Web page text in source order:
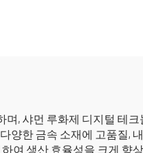
, 샤먼 루화제 디지털 테
양한 금속 소재에 고품질,
여 생산 효율성을 크게 향